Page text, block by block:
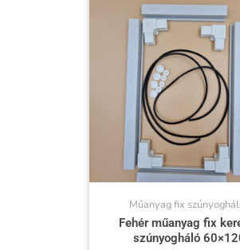
Műanyag fix
Fehér műanyag fix
szúnyogháló